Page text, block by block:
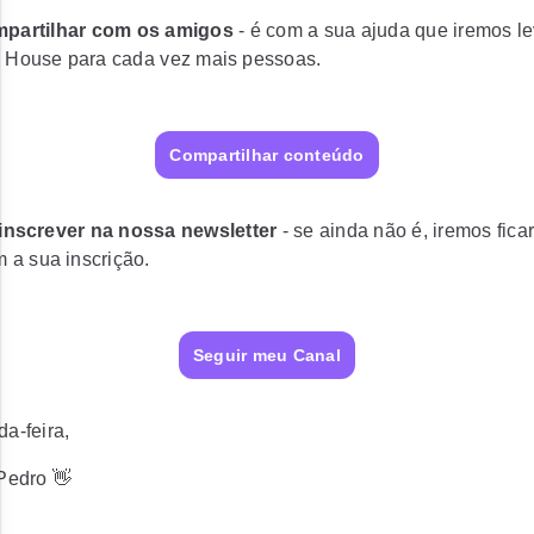
com os amigos - é com a sua ajuda que iremos
para cada vez mais pessoas.
Compartilhar conteúdo
na nossa newsletter - se ainda não é, iremos
a sua inscrição.
Seguir meu Canal
feira,
👋